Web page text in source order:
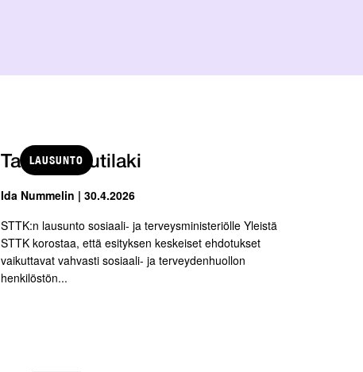
LAUSUNTO
Tartuntatautilaki
Ida Nummelin | 30.4.2026
STTK:n lausunto sosiaali- ja terveysministeriölle Yleistä
STTK korostaa, että esityksen keskeiset ehdotukset
vaikuttavat vahvasti sosiaali- ja terveydenhuollon
henkilöstön...